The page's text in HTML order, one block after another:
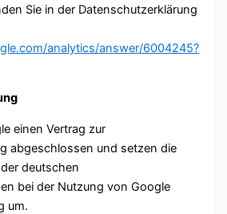
Sie in der Datenschutzerklärung
analytics/answer/6004245?
einen Vertrag zur
abgeschlossen und setzen die
deutschen
bei der Nutzung von Google
um.